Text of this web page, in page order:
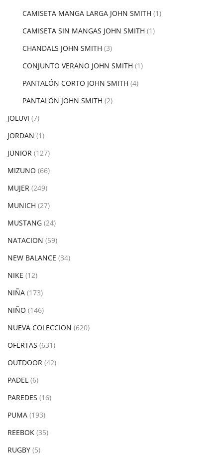
CAMISETA MANGA LARGA JOHN SMITH (1)
CAMISETA SIN MANGAS JOHN SMITH (1)
CHANDALS JOHN SMITH (3)
CONJUNTO VERANO JOHN SMITH (1)
PANTALÓN CORTO JOHN SMITH (4)
PANTALÓN JOHN SMITH (2)
JOLUVI (7)
JORDAN (1)
JUNIOR (127)
MIZUNO (66)
MUJER (249)
MUNICH (27)
MUSTANG (24)
NATACION (59)
NEW BALANCE (34)
NIKE (12)
NIÑA (173)
NIÑO (146)
NUEVA COLECCION (620)
OFERTAS (631)
OUTDOOR (42)
PADEL (6)
PAREDES (16)
PUMA (193)
REEBOK (35)
RUGBY (5)